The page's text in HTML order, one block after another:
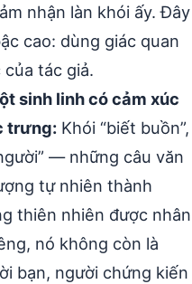
nhận làn khói ấy. Đây
cao: dùng giác quan
tác giả.
sinh linh có cảm xúc
trưng: Khói “biết buồn”,
— những câu văn
tự nhiên thành
thiên nhiên được nhân
nó không còn là
bạn, người chứng kiến